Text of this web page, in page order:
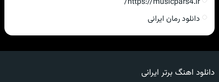
دانلود رمان ایرانی
دانلود اهنگ برتر ایرانی